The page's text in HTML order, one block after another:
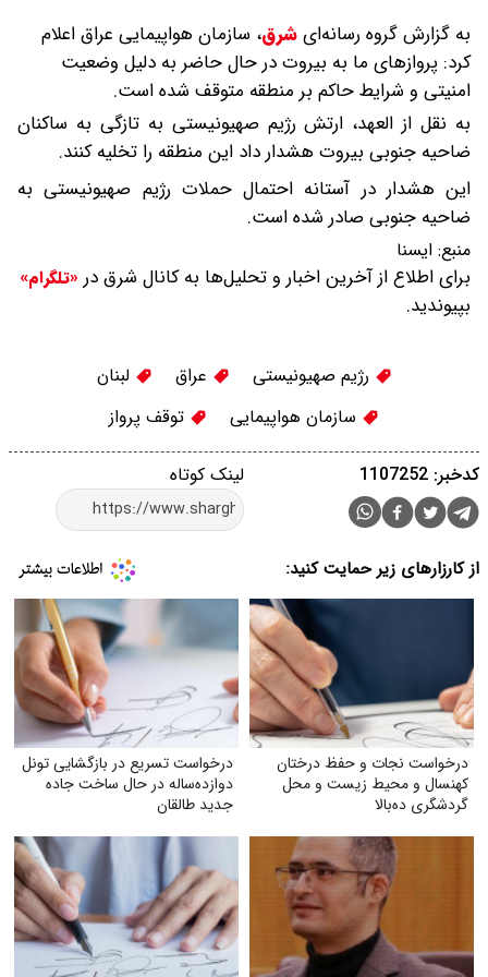
به گزارش گروه رسانه‌ایشرق، سازمان هواپیمایی عراق اعلام
کرد: پروازهای ما به بیروت در حال حاضر به دلیل وضعیت
امنیتی و شرایط حاکم بر منطقه متوقف شده است.
به نقل از العهد، ارتش رژیم صهیونیستی به تازگی به ساکنان
ضاحیه جنوبی بیروت هشدار داد این منطقه را تخلیه کنند.
این هشدار در آستانه احتمال حملات رژیم صهیونیستی به
ضاحیه جنوبی صادر شده است.
منبع: ايسنا
برای اطلاع از آخرین اخبار و تحلیل‌ها به کانال شرق در «تلگرام»
بپیوندید.
رژیم صهیونیستی عراق
لبنان
سازمان هواپیمایی
توقف پرواز
لینک کوتاه کدخبر: 1107252
از کارزارهای زیر حمایت کنید:
درخواست نجات و حفظ درختان
کهنسال و محیط زیست و محل
گردشگری ده‌بالا
درخواست تسریع در بازگشایی تونل
دوازده‌ساله در حال ساخت جاده
جدید طالقان